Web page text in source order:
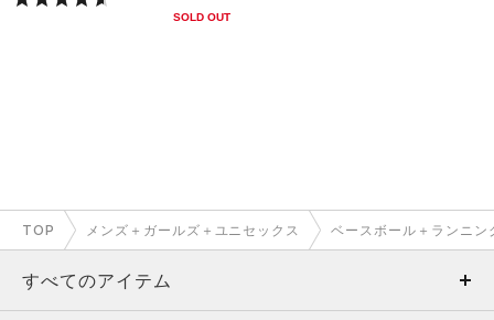
SOLD OUT
TOP メンズ＋ガールズ＋ユニセックス ベースボール＋ランニ
すべてのアイテム